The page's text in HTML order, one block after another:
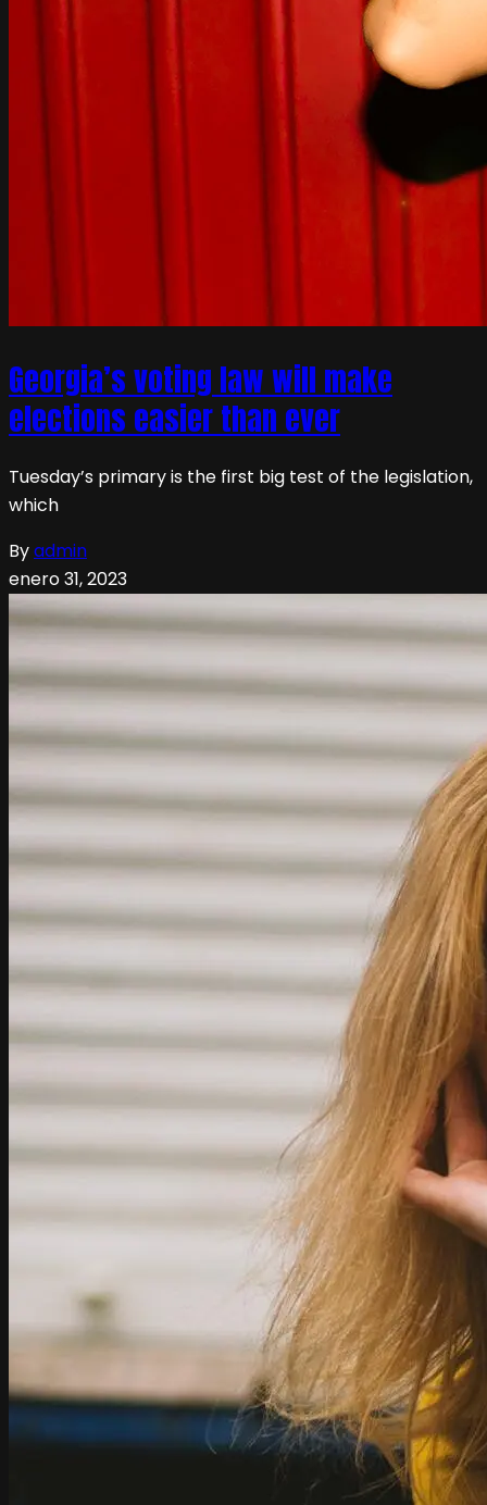
Georgia’s voting law will make
elections easier than ever
Tuesday’s primary is the first big test of the legislation,
which
Byadmin
enero 31, 2023